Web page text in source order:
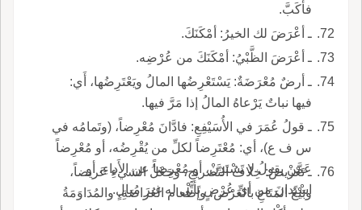
فأكَبَّ.
ـ أعْرَضَ لك الخيرُ: أمْكَنَكَ.
ـ أعْرَضَ الظَّبْيُ: أمْكَنَكَ من عُرْضِه.
ـ أرضٌ مُعْرَضَةٌ: يَسْتَعْرِضُها المالُ ويَعْتَرِضُها، أَي:
فيها نباتٌ يَرْعاهُ المالُ إذا مَرَّ فيها.
ـ قولُ عُمَرَ في الأُسَيْفِعِ: فادَّانَ مُعْرِضاً، (وتَمامُه في
س ف ع)، أي: مُعْتَرِضاً لكلِّ من يُقْرِضُه، أو مُعْرِضاً
عَمَّنْ يقولُ لا تَسْتَدِنْ، أو مُعْرِضاً عن الأَداءِ، أو
اسْتَدانَ من أيِّ عُرْضٍ تَأتَّى له غيرَ مُبالٍ.
ـ تَعْريضُ: خِلافُ التَّصريحِ، وجَعْلُ الشيءِ عَريضاً،
وبَيْعُ المَتَاعِ بالعَرْض، وإطْعام العُراضَةِ، والمُدَاوَمَةُ